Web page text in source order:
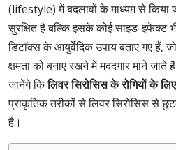
(lifestyle) में बदलावों के माध्यम से
सुरक्षित है बल्कि इसके कोई साइड-इफेक्ट
डिटॉक्स के आयुर्वेदिक उपाय बताए गए हैं,
क्षमता को बनाए रखने में मददगार माने जाते
जानेंगे किलिवर सिरोसिस के रोगियों के
प्राकृतिक तरीकों से लिवर सिरोसिस से
है।